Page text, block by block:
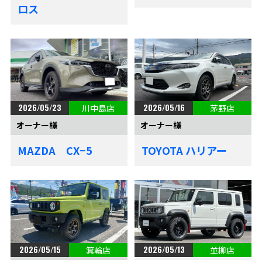
ロス
2026/05/23
川中島店
オーナー様
MAZDA CX−5
2026/05/16
茅野店
オーナー様
TOYOTA ハリアー
2026/05/15
箕輪店
2026/05/13 並柳店